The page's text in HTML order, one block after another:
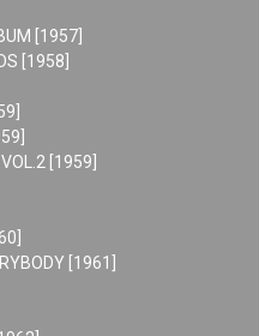
[1957]
[1958]
[1959]
[1961]